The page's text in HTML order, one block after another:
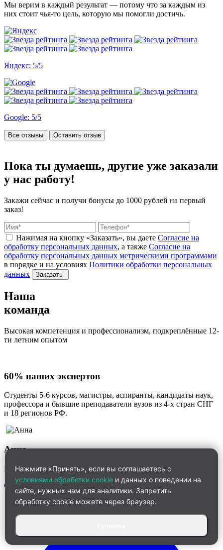
Мы верим в каждый результат — потому что за каждым из
них стоит чья-то цель, которую мы помогли достичь.
Яндекс: 5/5
Google: 5/5
Все отзывы Оставить отзыв
Пока ты думаешь, другие уже заказали
у нас работу!
Закажи сейчас и получи бонусы до 1000 рублей на первый
заказ!
Нажимая на кнопку «Заказать», вы даете Согласие на
обработку персональных данных, а также Согласие на
обработку персональных данных метрическими программами
в порядке и на условиях Политики обработки персональных
данных
Заказать
Наша
команда
Высокая компетенция и профессионализм, подкреплённые 12-
ти летним опытом
60% наших экспертов
Студенты 5-6 курсов, магистры, аспиранты, кандидаты наук,
профессора и бывшие преподаватели вузов из 4-х стран СНГ
и 18 регионов РФ.
Анна
Менеджер по работе с клиентами
Связаться
Нажмите «Принять», если вы соглашаетесь с
условиями обработки cookie и данных о поведении на
сайте, нужных нам для аналитики. Запретить
обработку cookie можете через браузер.